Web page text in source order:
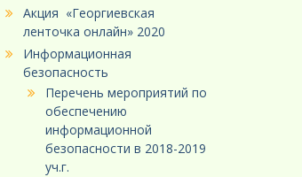
Акция «Георгиевская
ленточка онлайн» 2020
Информационная
безопасность
Перечень мероприятий по
обеспечению
информационной
безопасности в 2018-2019
уч.г.